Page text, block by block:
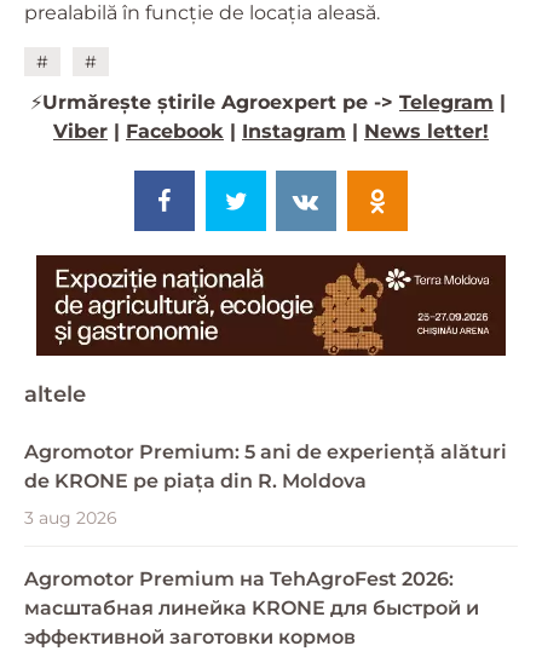
prealabilă în funcție de locația aleasă.
# #
⚡️Urmărește știrile Agroexpert pe -> Telegram |
Viber | Facebook | Instagram | News letter!
altele
Agromotor Premium: 5 ani de experiență alături
de KRONE pe piața din R. Moldova
3 aug 2026
Agromotor Premium на TehAgroFest 2026:
масштабная линейка KRONE для быстрой и
эффективной заготовки кормов